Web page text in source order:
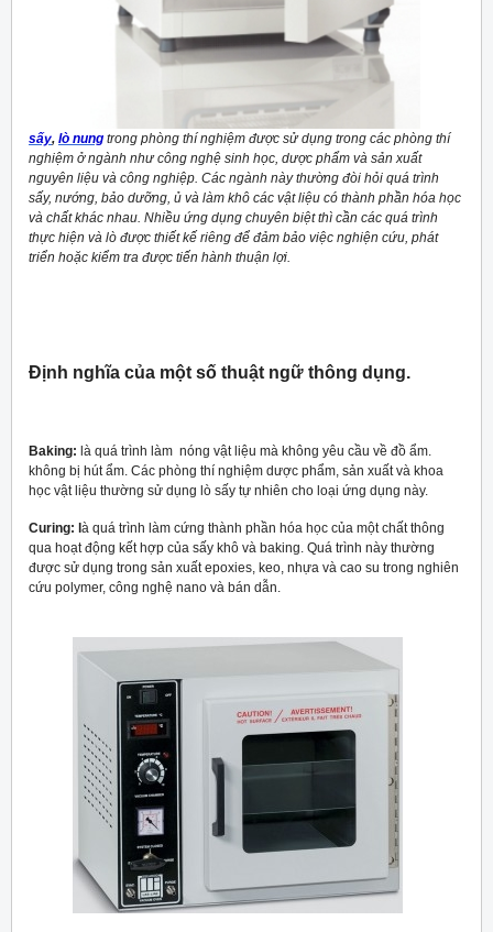
sấy, lò nung trong phòng thí nghiệm được sử dụng trong các phòng thí
nghiệm ở ngành như công nghệ sinh học, dược phẩm và sản xuất
nguyên liệu và công nghiệp. Các ngành này thường đòi hỏi quá trình
sấy, nướng, bảo dưỡng, ủ và làm khô các vật liệu có thành phần hóa học
và chất khác nhau. Nhiều ứng dụng chuyên biệt thì cần các quá trình
thực hiện và lò được thiết kế riêng để đảm bảo việc nghiện cứu, phát
triển hoặc kiểm tra được tiến hành thuận lợi.
Định nghĩa của một số thuật ngữ thông dụng.
Baking: là quá trình làm nóng vật liệu mà không yêu cầu về đồ ẩm.
không bị hút ẩm. Các phòng thí nghiệm dược phẩm, sản xuất và khoa
học vật liệu thường sử dụng lò sấy tự nhiên cho loại ứng dụng này.
Curing: l à quá trình làm cứng thành phần hóa học của một chất thông
qua hoạt động kết hợp của sấy khô và baking. Quá trình này thường
được sử dụng trong sản xuất epoxies, keo, nhựa và cao su trong nghiên
cứu polymer, công nghệ nano và bán dẫn.